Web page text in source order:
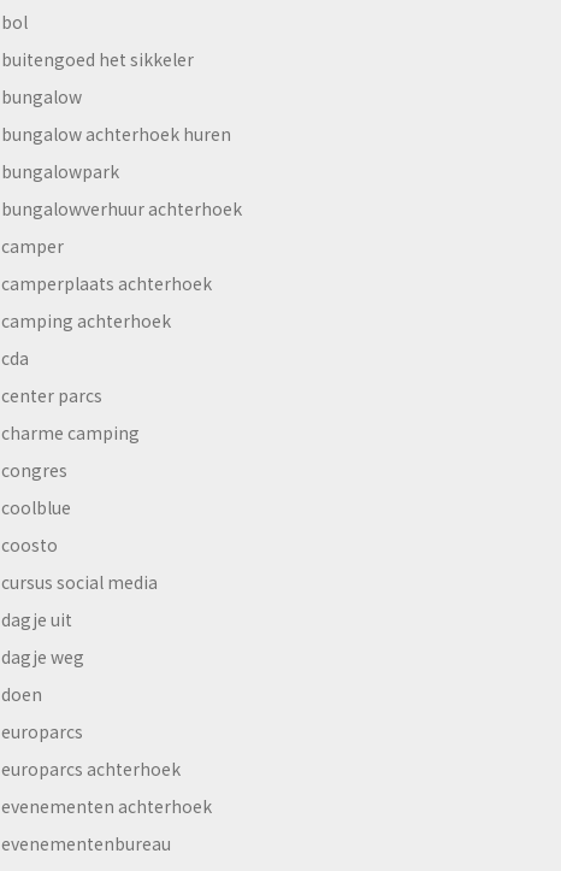
bol
buitengoed het sikkeler
bungalow
bungalow achterhoek huren
bungalowpark
bungalowverhuur achterhoek
camper
camperplaats achterhoek
camping achterhoek
cda
center parcs
charme camping
congres
coolblue
coosto
cursus social media
dagje uit
dagje weg
doen
europarcs
europarcs achterhoek
evenementen achterhoek
evenementenbureau